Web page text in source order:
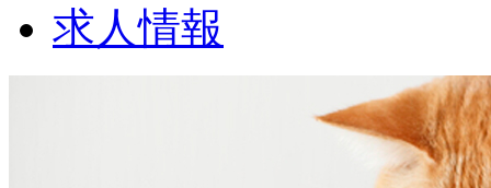
求人情報